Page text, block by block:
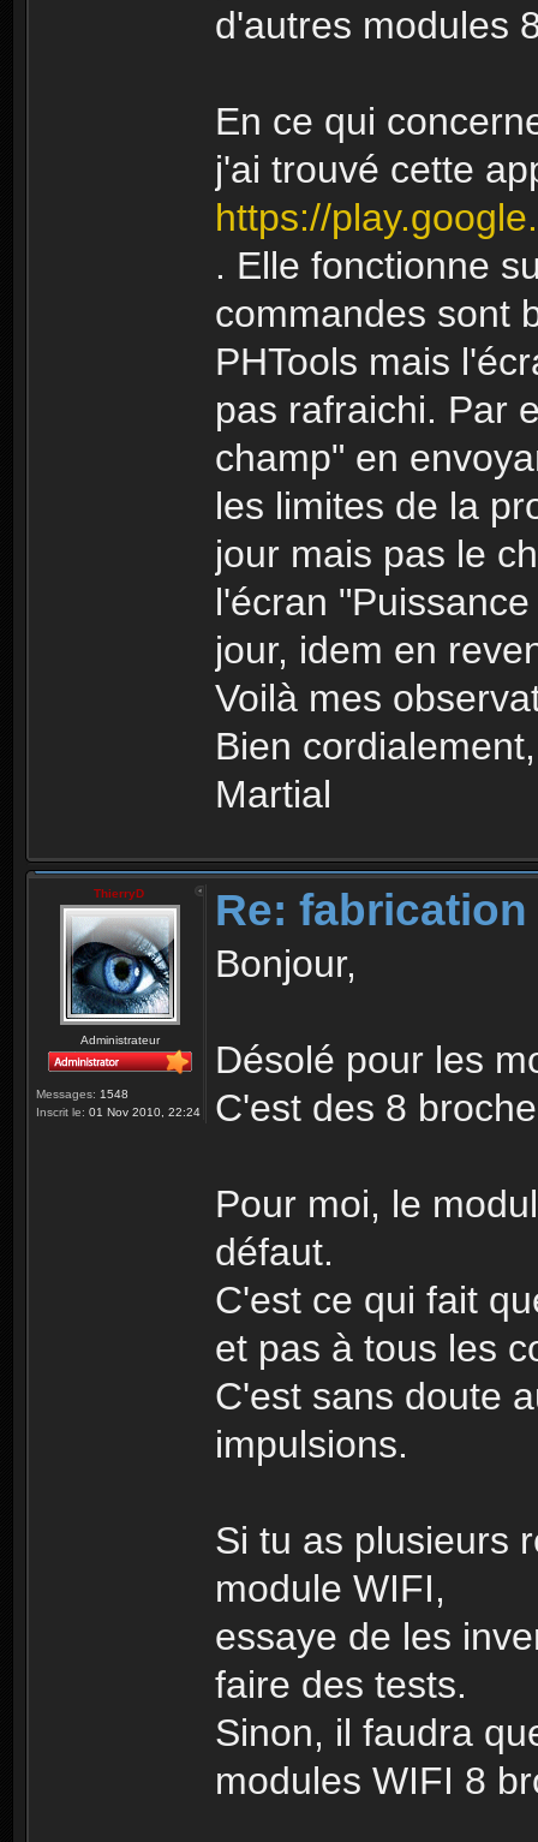
d'autres modules
En ce qui
j'ai trouvé cette
https://
. Elle fonctionne
commandes sont
PHTools mais
pas rafraichi. Par
champ" en
les limites de la
jour mais pas le
l'écran
jour, idem en
Voilà mes
Bien cordialement,
Martial
ThierryD
Administrateur
Messages: 1548
Inscrit le: 01 Nov 2010, 22:24
Re: fabrication
Bonjour,
Désolé pour les
C'est des 8
Pour moi, le
défaut.
C'est ce qui fait
et pas à tous les
C'est sans doute
impulsions.
Si tu as plusieurs
module WIFI,
essaye de les
faire des tests.
Sinon, il faudra
modules WIFI 8